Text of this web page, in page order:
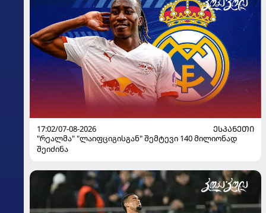
17:02/07-08-2026
ᲔᲡᲞᲐᲜᲔᲗᲘ
"რეალმა" "ლაიფციგისგან" შემტევი 140 მილიონად
შეიძინა